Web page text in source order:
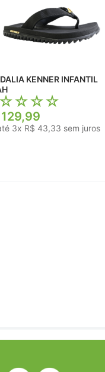
KENNER INFANTIL
☆☆☆☆
129,99
3x R$ 43,33 sem juros